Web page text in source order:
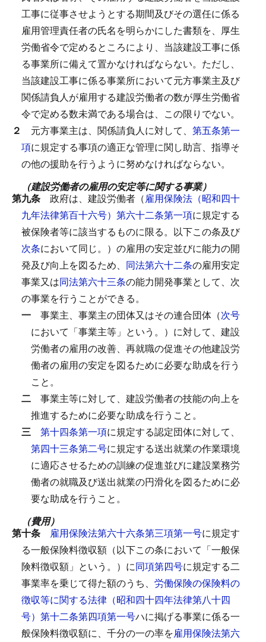
工事に従事させようとする期間及びその選任に係る
雇用管理責任者の氏名を明らかにした書類を、厚生
労働省令で定めるところにより、当該建設工事に係
る事業所に備えて置かなければならない。 ただし、
当該建設工事に係る事業所において元方事業主及び
関係請負人が雇用する建設労働者の数が厚生労働省
令で定める数未満である場合は、この限りでない。
２ 元方事業主は、関係請負人に対して、 第五条第一
項に規定する事項の適正な管理に関し助言、指導そ
の他の援助を行うように努めなければならない。
（建設労働者の雇用の安定等に関する事業）
第九条 政府は、建設労働者（雇用保険法（昭和四十
九年法律第百十六号）第六十二条第一項に規定する
被保険者等に該当するものに限る。以下この条及び
次条において同じ。）の雇用の安定並びに能力の開
発及び向上を図るため、 同法第六十二条の雇用安定
事業又は同法第六十三条の能力開発事業として、次
の事業を行うことができる。
一 事業主、事業主の団体又はその連合団体（次号
において「事業主等」という。）に対して、建設
労働者の雇用の改善、再就職の促進その他建設労
働者の雇用の安定を図るために必要な助成を行う
こと。
二 事業主等に対して、建設労働者の技能の向上を
推進するために必要な助成を行うこと。
三 第十四条第一項に規定する認定団体に対して、
第四十三条第二号に規定する送出就業の作業環境
に適応させるための訓練の促進並びに建設業務労
働者の就職及び送出就業の円滑化を図るために必
要な助成を行うこと。
（費用）
第十条 雇用保険法第六十六条第三項第一号に規定す
る一般保険料徴収額（以下この条において「一般保
険料徴収額」という。）に同項第四号に規定する二
事業率を乗じて得た額のうち、 労働保険の保険料の
徴収等に関する法律（昭和四十四年法律第八十四
号）第十二条第四項第一号ハに掲げる事業に係る一
般保険料徴収額に、千分の一の率を雇用保険法第六